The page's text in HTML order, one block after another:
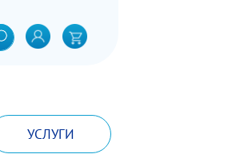
УСЛУГИ